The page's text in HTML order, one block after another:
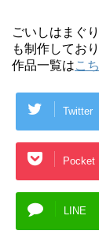
ごいしはまぐ
も制作しており
作品一覧はこ
Twitter
Pocket
LINE